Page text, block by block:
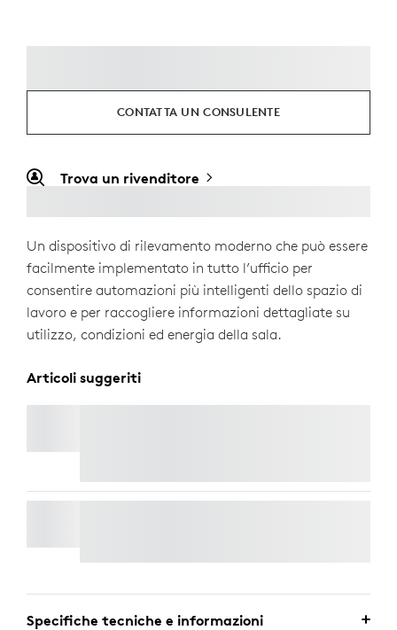
CONTATTA UN CONSULENTE
Trova un rivenditore
Un dispositivo di rilevamento moderno che può essere
facilmente implementato in tutto l’ufficio per
consentire automazioni più intelligenti dello spazio di
lavoro e per raccogliere informazioni dettagliate su
utilizzo, condizioni ed energia della sala.
Articoli suggeriti
Specifiche tecniche e informazioni